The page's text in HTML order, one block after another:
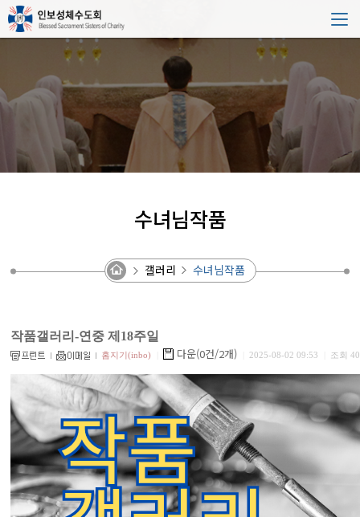
수녀님작품
갤러리 수녀님작품
작품갤러리-연중 제18주일
홈지기(inbo) 다운(0건/2개) 2025-08-02 09:53 조회